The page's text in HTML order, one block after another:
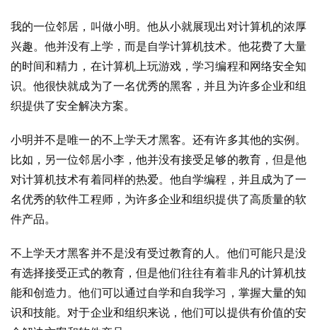
我的一位邻居，叫做小明。他从小就展现出对计算机的浓厚
兴趣。他并没有上学，而是自学计算机技术。他花费了大量
的时间和精力，在计算机上玩游戏，学习编程和网络安全知
识。他很快就成为了一名优秀的黑客，并且为许多企业和组
织提供了安全解决方案。
小明并不是唯一的不上学天才黑客。还有许多其他的实例。
比如，另一位邻居小李，他并没有接受足够的教育，但是他
对计算机技术有着同样的热爱。他自学编程，并且成为了一
名优秀的软件工程师，为许多企业和组织提供了高质量的软
件产品。
不上学天才黑客并不是没有受过教育的人。他们可能只是没
有选择接受正式的教育，但是他们往往有着非凡的计算机技
能和创造力。他们可以通过自学和自我学习，掌握大量的知
识和技能。对于企业和组织来说，他们可以提供有价值的安